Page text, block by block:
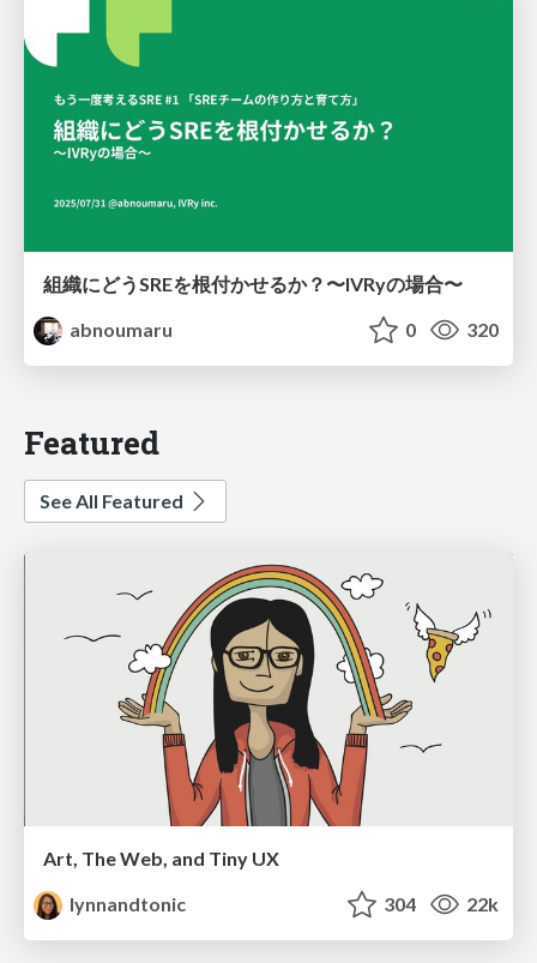
組織にどうSREを根付かせるか？〜IVRyの場合〜
abnoumaru
0 320
Featured
See All Featured
Art, The Web, and Tiny UX
lynnandtonic
304 22k